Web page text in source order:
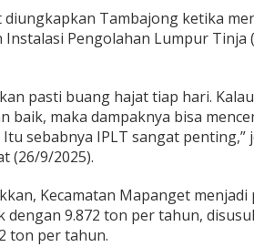
diungkapkan Tambajong ketika
Pengolahan Lumpur Tinja
pasti buang hajat tiap hari.
baik, maka dampaknya bisa
sebabnya IPLT sangat penting,”
(26/9/2025).
Kecamatan Mapanget
dengan 9.872 ton per tahun,
ton per tahun.